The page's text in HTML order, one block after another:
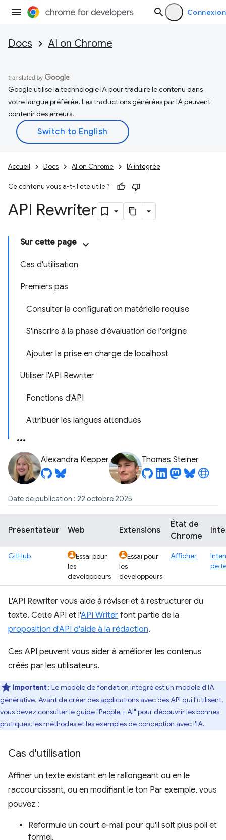
Connexion
Docs AI on Chrome
Google utilise la technologie IA pour traduire le contenu dans
votre langue préférée. Les traductions générées par IA peuvent
contenir des erreurs.
Accueil Docs AI on Chrome IA intégrée
Ce contenu vous a-t-il été utile ?
API Rewriter
Sur cette page
Cas d'utilisation
Premiers pas
Consulter la configuration matérielle requise
S'inscrire à la phase d'évaluation de l'origine
Ajouter la prise en charge de localhost
Utiliser l'API Rewriter
Fonctions d'API
Attribuer les langues attendues
Alexandra Klepper Thomas Steiner
Date de publication : 22 octobre 2025
Présentateur Web Extensions
État de
Chrome
GitHub
Essai pour
les
développeurs
Essai pour
les
développeurs
Afficher
de
L'API Rewriter vous aide à réviser et à restructurer du
texte. Cette API et l'API Writer font partie de la
proposition d'API d'aide à la rédaction.
Ces API peuvent vous aider à améliorer les contenus
créés par les utilisateurs.
Important : Le modèle de fondation intégré est un modèle d'IA
générative. Avant de créer des applications avec des API qui l'utilisent,
vous devez consulter leguide "People + AI" pour découvrir les bonnes
pratiques, les méthodes et les exemples de conception avec l'IA.
Cas d'utilisation
Affiner un texte existant en le rallongeant ou en le
raccourcissant, ou en modifiant le ton Par exemple, vous
pouvez :
Reformule un court e-mail pour qu'il soit plus poli et
formel.